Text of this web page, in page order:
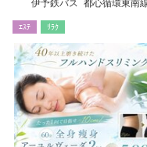
伊予鉄バス 都心循環東南
ｴｽﾃ ﾘﾗｸ